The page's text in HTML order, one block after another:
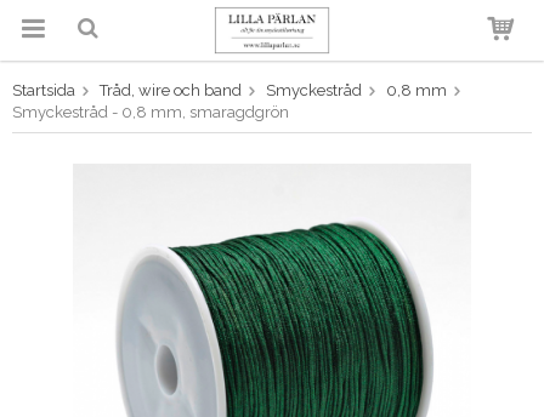
Produkten har blivit tillagd i
varukorgen
Startsida Tråd, wire och band Smyckestråd
0,8 mm
Smyckestråd - 0,8 mm, smaragdgrön